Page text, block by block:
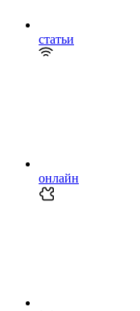
статьи
онлайн